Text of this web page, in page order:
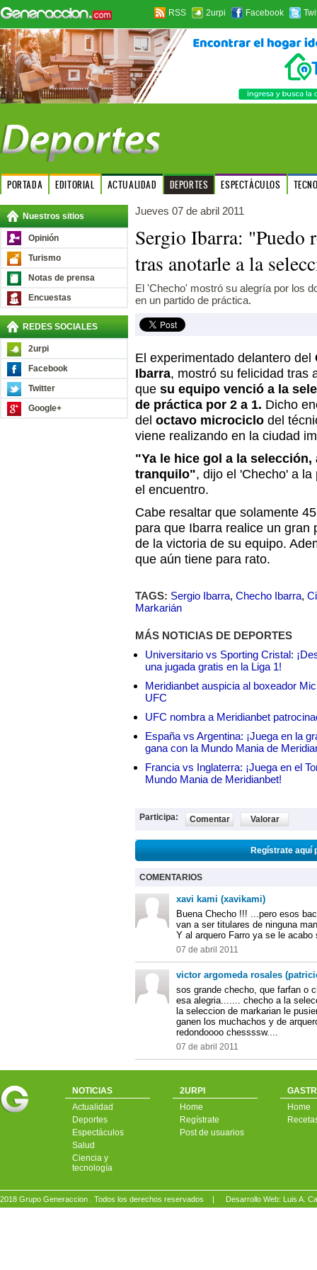
RSS 2urpi Facebook
PORTADA EDITORIAL ACTUALIDAD DEPORTES ESPECTÁCULOS
Nuestros sitios
Opinión
Turismo
Notas de prensa
Encuestas
REDES SOCIALES
2urpi
Facebook
Twitter
Google+
Jueves 07 de abril 2011
Sergio Ibarra: "Puedo
tras anotarle a la
El 'Checho' mostró su alegría por los
en un partido de práctica.
El experimentado delantero del
Ibarra, mostró su felicidad tras
que su equipo venció a la
de práctica por 2 a 1. Dicho
del octavo microciclo del
viene realizando en la ciudad
"Ya le hice gol a la
tranquilo", dijo el 'Checho' a
el encuentro.
Cabe resaltar que solamente
para que Ibarra realice un gran
de la victoria de su equipo.
que aún tiene para rato.
TAGS: Sergio Ibarra, Checho Ibarra,
Markarián
MÁS NOTICIAS DE DEPORTES
Universitario vs Sporting Cristal:
una jugada gratis en la Liga 1!
Meridianbet auspicia al boxeador
UFC
UFC nombra a Meridianbet
España vs Argentina: ¡Juega en la
gana con la Mundo Mania de
Francia vs Inglaterra: ¡Juega en el
Mundo Mania de Meridianbet!
Participa: Comentar Valorar
Regístrate aquí
COMENTARIOS
xavi kami (xavikami)
Buena Checho !!! ...pero esos
van a ser titulares de ninguna
Y al arquero Farro ya se le
07 de abril 2011
victor argomeda rosales
sos grande checho, que farfan o
esa alegria....... checho a la
la seleccion de markarian le
ganen los muchachos y de
redondoooo chessssw....
07 de abril 2011
NOTICIAS
Actualidad
Deportes
Espectáculos
Salud
Ciencia y
tecnología
2URPI
Home
Regístrate
Post de usuarios
Home
2018 Grupo Generaccion . Todos los derechos reservados | Desarrollo Web: Luis